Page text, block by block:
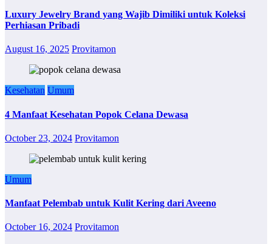
Luxury Jewelry Brand yang Wajib Dimiliki untuk Koleksi
Perhiasan Pribadi
August 16, 2025 Provitamon
Kesehatan Umum
4 Manfaat Kesehatan Popok Celana Dewasa
October 23, 2024 Provitamon
Umum
Manfaat Pelembab untuk Kulit Kering dari Aveeno
October 16, 2024 Provitamon